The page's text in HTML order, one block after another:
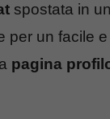
spostata in
per un facile
pagina